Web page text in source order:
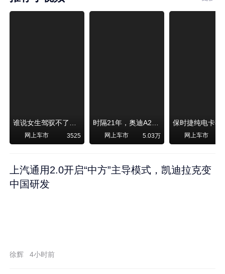
谁说女生驾驭不了大SUV？看我开问界M6驰骋坝上草原！
网上车市 3525
时隔21年，奥迪A2强势归来！
网上车市 5.03万 网上车市
上汽通用2.0开启“中方”主导模式，凯迪拉克变
中国研发
徐辉 4小时前